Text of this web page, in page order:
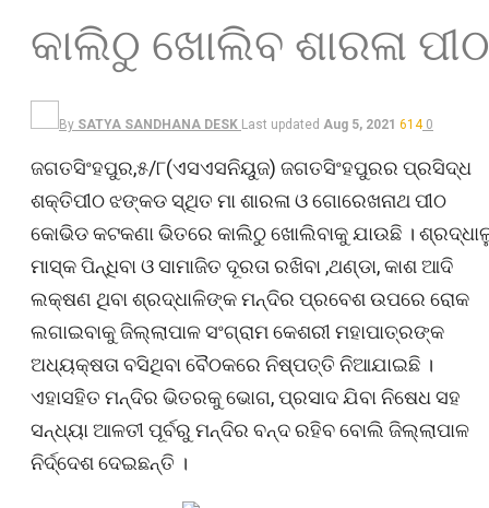
କାଲିଠୁ ଖୋଲିବ ଶାରଳା ପୀଠ
By SATYA SANDHANA DESK Last updated Aug 5, 2021 6140
ଜଗତସିଂହପୁର,୫/୮(ଏସଏସନିୟୁଜ) ଜଗତସିଂହପୁରର ପ୍ରସିଦ୍ଧ
ଶକ୍ତିପୀଠ ଝଙ୍କଡ ସ୍ଥିତ ମା ଶାରଳା ଓ ଗୋରେଖନାଥ ପୀଠ
କୋଭିଡ କଟକଣା ଭିତରେ କାଲିଠୁ ଖୋଲିବାକୁ ଯାଉଛି ।
ମାସ୍କ ପିନ୍ଧିବା ଓ ସାମାଜିତ ଦୂରତା ରଖିବା ,ଥଣ୍ଡା, କାଶ ଆଦି
ଲକ୍ଷଣ ଥିବା ଶ୍ରଦ୍ଧାଳିଙ୍କ ମନ୍ଦିର ପ୍ରବେଶ ଉପରେ ରୋକ
ଲଗାଇବାକୁ ଜିଲ୍ଲାପାଳ ସଂଗ୍ରାମ କେଶରୀ ମହାପାତ୍ରଙ୍କ
ଅଧ୍ୟକ୍ଷତା ବସିଥିବା ବୈଠକରେ ନିଷ୍ପତ୍ତି ନିଆଯାଇଛି ।
ଏହାସହିତ ମନ୍ଦିର ଭିତରକୁ ଭୋଗ, ପ୍ରସାଦ ଯିବା ନିଷେଧ ସହ
ସନ୍ଧ୍ୟା ଆଳତୀ ପୂର୍ବରୁ ମନ୍ଦିର ବନ୍ଦ ରହିବ ବୋଲି ଜିଲ୍ଲାପାଳ
ନିର୍ଦ୍ଦେଶ ଦେଇଛନ୍ତି ।